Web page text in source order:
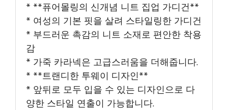
* **퓨어몰링의 신개념 니트 집업 가디건**
* 여성의 기본 핏을 살려 스타일링한 가디건
* 부드러운 촉감의 니트 소재로 편안한 착용
감
* 가죽 카라넥은 고급스러움을 더해줍니다.
* **트랜디한 투웨이 디자인**
* 앞뒤로 모두 입을 수 있는 디자인으로 다
양한 스타일 연출이 가능합니다.